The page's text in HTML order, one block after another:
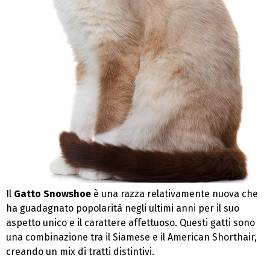
Il Gatto Snowshoe è una razza relativamente nuova che
ha guadagnato popolarità negli ultimi anni per il suo
aspetto unico e il carattere affettuoso. Questi gatti sono
una combinazione tra il Siamese e il American Shorthair,
creando un mix di tratti distintivi.